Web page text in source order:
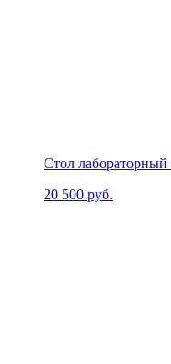
Стол
20 500 руб.